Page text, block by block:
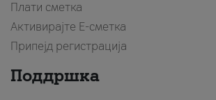
Плати сметка
Активирајте Е-сметка
Припејд регистрација
Поддршка